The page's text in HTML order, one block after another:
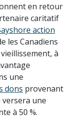
en retour
caritatif
action
les Canadiens
à
une
dons provenant
une
à 50 %.